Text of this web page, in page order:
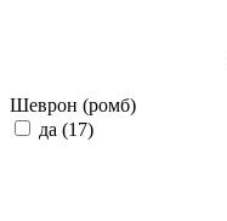
Шеврон (ромб)
да (17)